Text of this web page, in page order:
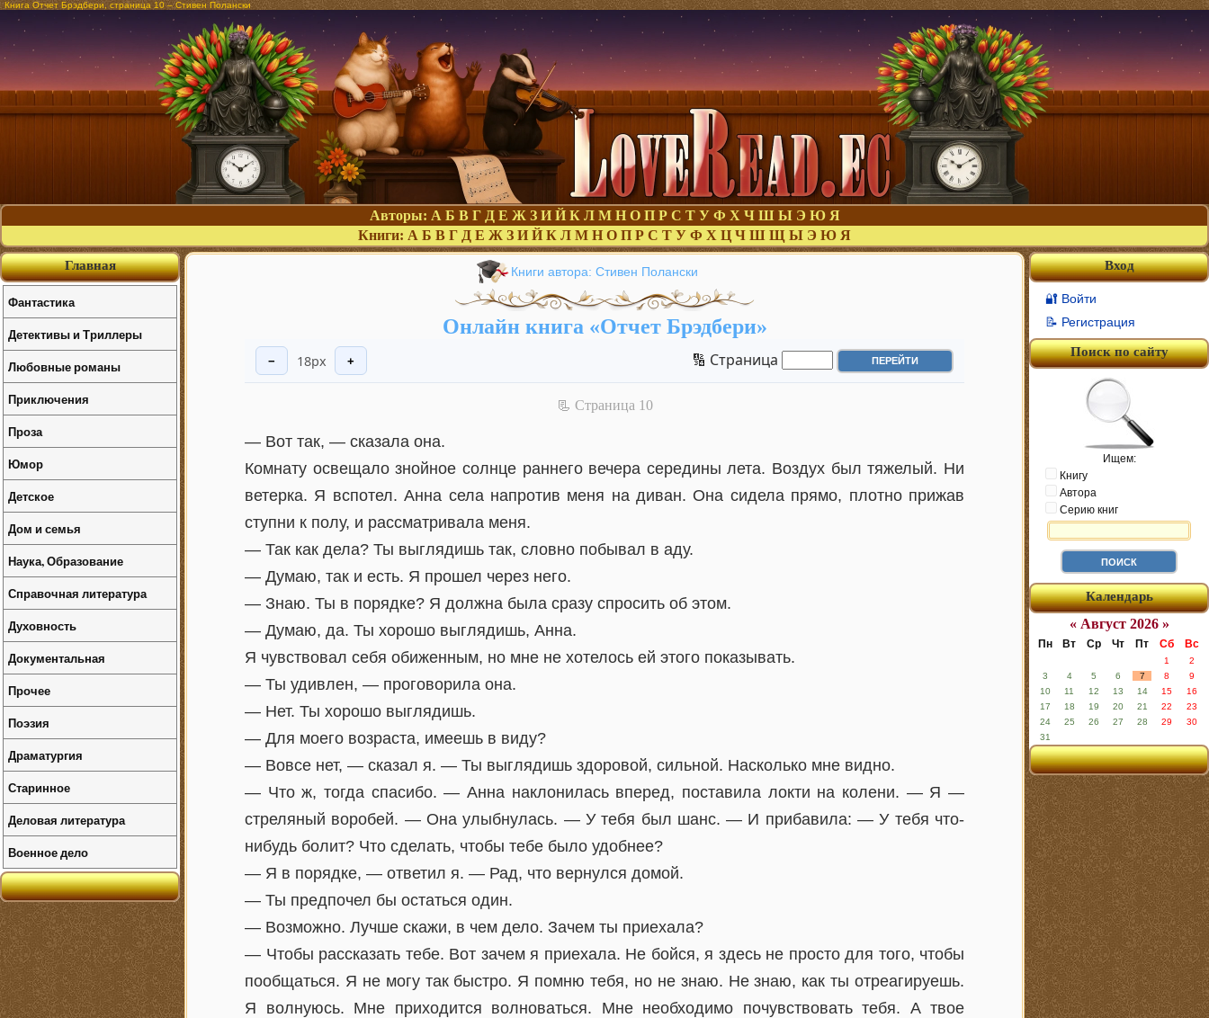
Книга Отчет Брэдбери, страница 10 – Стивен Полански
Авторы: А Б В Г Д Е Ж З И Й К Л М Н О П Р С Т У Ф Х Ч Ш Ы Э Ю Я
Книги: А Б В Г Д Е Ж З И Й К Л М Н О П Р С Т У Ф Х Ц Ч Ш Щ Ы Э Ю Я
Книги автора: Стивен Полански
Онлайн книга «Отчет Брэдбери»
− 18px + 🔢 Страница
📃 Cтраница 10
— Вот так, — сказала она.
Комнату освещало знойное солнце раннего вечера середины лета. Воздух был тяжелый. Ни
ветерка. Я вспотел. Анна села напротив меня на диван. Она сидела прямо, плотно прижав
ступни к полу, и рассматривала меня.
— Так как дела? Ты выглядишь так, словно побывал в аду.
— Думаю, так и есть. Я прошел через него.
— Знаю. Ты в порядке? Я должна была сразу спросить об этом.
— Думаю, да. Ты хорошо выглядишь, Анна.
Я чувствовал себя обиженным, но мне не хотелось ей этого показывать.
— Ты удивлен, — проговорила она.
— Нет. Ты хорошо выглядишь.
— Для моего возраста, имеешь в виду?
— Вовсе нет, — сказал я. — Ты выглядишь здоровой, сильной. Насколько мне видно.
— Что ж, тогда спасибо. — Анна наклонилась вперед, поставила локти на колени. — Я —
стреляный воробей. — Она улыбнулась. — У тебя был шанс. — И прибавила: — У тебя что-
нибудь болит? Что сделать, чтобы тебе было удобнее?
— Я в порядке, — ответил я. — Рад, что вернулся домой.
— Ты предпочел бы остаться один.
— Возможно. Лучше скажи, в чем дело. Зачем ты приехала?
— Чтобы рассказать тебе. Вот зачем я приехала. Не бойся, я здесь не просто для того, чтобы
пообщаться. Я не могу так быстро. Я помню тебя, но не знаю. Не знаю, как ты отреагируешь.
Я волнуюсь. Мне приходится волноваться. Мне необходимо почувствовать тебя. А твое
Вход
🔐 Войти
📝 Регистрация
Поиск по сайту
Ищем:
Книгу
Автора
Серию книг
Календарь
« Август 2026 »
Пн Вт Ср Чт Пт Сб Вс
1
2
3
4 5 6 7 8
9
10
11 12 13 14 15
16
17
18 19 20 21 22
23
24
25 26 27 28 29
30
31
Главная
Фантастика
Детективы и Триллеры
Любовные романы
Приключения
Проза
Юмор
Детское
Дом и семья
Наука, Образование
Справочная литература
Духовность
Документальная
Прочее
Поэзия
Драматургия
Старинное
Деловая литература
Военное дело